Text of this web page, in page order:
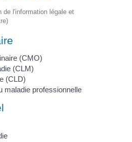
de l'information légale et
(CMO)
(CLM)
(CLD)
maladie professionnelle